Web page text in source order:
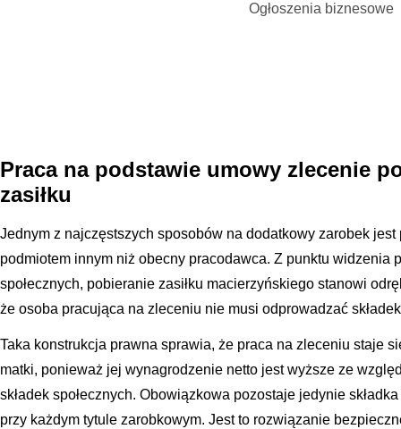
Ogłoszenia biznesowe
Praca na podstawie umowy zlecenie
zasiłku
Jednym z najczęstszych sposobów na dodatkowy zarobek
podmiotem innym niż obecny pracodawca. Z punktu widzenia
społecznych, pobieranie zasiłku macierzyńskiego stanowi
że osoba pracująca na zleceniu nie musi odprowadzać
Taka konstrukcja prawna sprawia, że praca na zleceniu staje
matki, ponieważ jej wynagrodzenie netto jest wyższe ze
składek społecznych. Obowiązkowa pozostaje jedynie
przy każdym tytule zarobkowym. Jest to rozwiązanie